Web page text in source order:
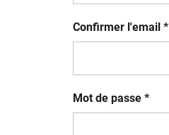
Confirmer l'email *
Mot de passe *